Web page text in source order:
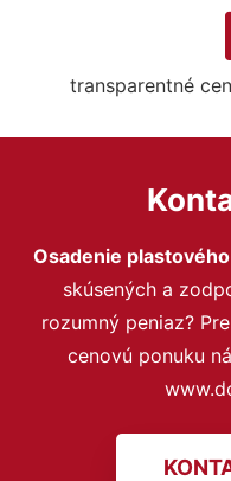
transparentné
Osadenie
skúsených a
rozumný peniaz?
cenovú ponuku